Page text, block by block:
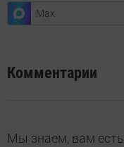
Max
Комментарии
Мы знаем, вам есть